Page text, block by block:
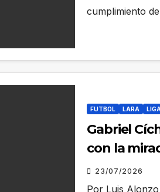
cumplimiento
FUTBOL LARA
Gabriel
con la
23/07/2026
Por Luis